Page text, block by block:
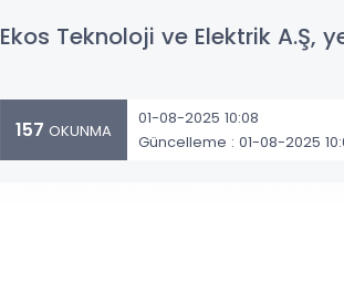
Ekos Teknoloji ve Elektrik A.Ş,
157 OKUNMA
01-08-2025 10:08
Güncelleme : 01-08-2025